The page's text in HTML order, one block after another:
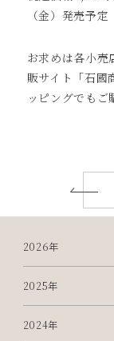
（金）発売予定
お求めは各小売
販サイト「石
ッピングでもご
2026年
2025年
2024年